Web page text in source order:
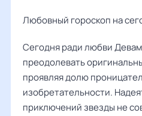
Любовный гороскоп на
Сегодня ради любви
преодолевать
проявляя долю
изобретательности.
приключений звезды не